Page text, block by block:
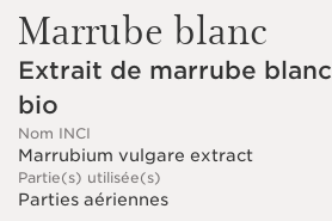
Marrube blanc
Extrait de marrube blanc
bio
Nom INCI
Marrubium vulgare extract
Partie(s) utilisée(s)
Parties aériennes